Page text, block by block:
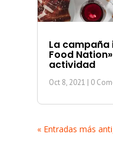
La campaña
Food
actividad
Oct 8, 2021 | 0
« Entradas más